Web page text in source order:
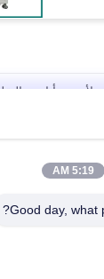
لأجهزة أنابيب
لتوفير الطاقة
الصوتية والقطع
5:19 AM
Good day, what